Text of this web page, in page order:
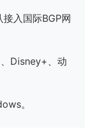
接入国际BGP网
Disney+、动
。